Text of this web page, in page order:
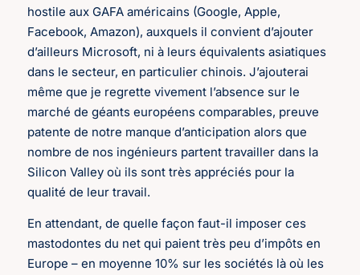
hostile aux GAFA américains (Google, Apple,
Facebook, Amazon), auxquels il convient d’ajouter
d’ailleurs Microsoft, ni à leurs équivalents asiatiques
dans le secteur, en particulier chinois. J’ajouterai
même que je regrette vivement l’absence sur le
marché de géants européens comparables, preuve
patente de notre manque d’anticipation alors que
nombre de nos ingénieurs partent travailler dans la
Silicon Valley où ils sont très appréciés pour la
qualité de leur travail.
En attendant, de quelle façon faut-il imposer ces
mastodontes du net qui paient très peu d’impôts en
Europe – en moyenne 10% sur les sociétés là où les